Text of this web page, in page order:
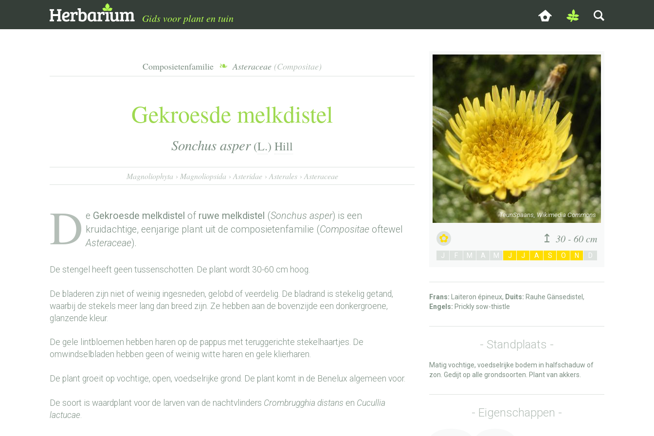
Gids voor plant en tuin
Composietenfamilie Asteraceae (Compositae)
Gekroesde melkdistel
Sonchus asper(L.) Hill
Magnoliophyta Magnoliopsida Asteridae Asterales Asteraceae
TeunSpaans, Wikimedia Commons
30 - 60 cm
J F M A M J J A S O N D
D e Gekroesde melkdistel of ruwe melkdistel (Sonchus asper) is een
kruidachtige, eenjarige plant uit de composietenfamilie (Compositaeoftewel
Asteraceae).
De stengel heeft geen tussenschotten. De plant wordt 30-60 cm hoog.
De bladeren zijn niet of weinig ingesneden, gelobd of veerdelig. De bladrand is stekelig getand,
waarbij de stekels meer lang dan breed zijn. Ze hebben aan de bovenzijde een donkergroene,
glanzende kleur.
De gele lintbloemen hebben haren op de pappus met teruggerichte stekelhaartjes. De
omwindselbladen hebben geen of weinig witte haren en gele klierharen.
De plant groeit op vochtige, open, voedselrijke grond. De plant komt in de Benelux algemeen voor.
De soort is waardplant voor de larven van de nachtvlinders Crombrugghia distans en Cucullia
lactucae
Frans: Laiteron épineux, Duits: Rauhe Gänsedistel,
Engels: Prickly sow-thistle
Standplaats
Matig vochtige, voedselrijke bodem in halfschaduw of
zon. Gedijt op alle grondsoorten. Plant van akkers.
Eigenschappen